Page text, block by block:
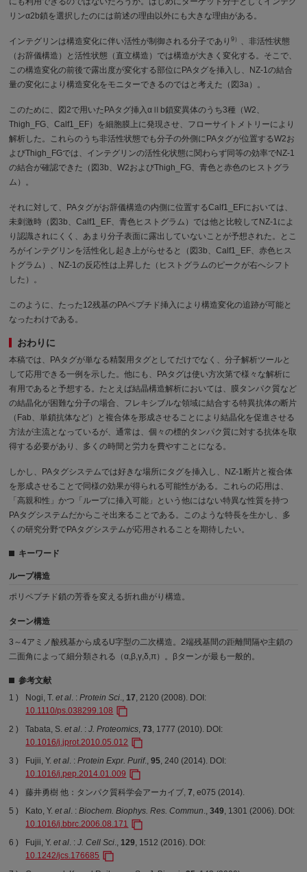
リンα2b鎖を選択したのには前述の理由以外にも大きな理由がある。
インテグリンは構造変化に伴い活性が制御される分子であり9） 、非活性状態
（お辞儀構造）と活性状態（直立構造）では構造が大きく変化する。そこで、
この構造変化の前後で露出度が変化する部位にPAタグを挿入し、NZ-1の結合
量の変化により構造変化をモニターできるのではと考えた（図3a）。
このために、図2で用いたPAタグ挿入αⅡb鎖変異体のうち3種（W2、
Thigh_FG、Calf1_EF）を細胞膜上に発現させ、フローサイトメトリーにより
解析した。これらのうち非活性状態でも分子の外側にPAタグが位置するW2お
よびThigh_FGでは、インテグリンの活性化状態に関わらず同等の効率でNZ-1
の結合が確認できた（図3b、W2およびThigh_FG、青色と赤色のヒストグラ
ム）。
それに対して、PAタグがお辞儀構造の内側に位置するCalf1_EFにおいては、
未刺激時（図3b、Calf1_EF、青色ヒストグラム）では他と比較してNZ-1によ
り認識されにくく、あまり分子表面に露出していないことが予想された。とこ
ろがインテグリンを活性化し起き上がらせると（図3b、Calf1_EF、赤色ヒス
トグラム）、NZ-1の反応性は上昇した（ヒストグラムのピークが右へシフト
した）。
このように、たった12残基のPAペプチド挿入により構造変化の追跡が可能と
なったわけである。
おわりに
本稿では、PAタグが単なる精製用タグとしてだけでなく、分子解析ツールと
して応用できる一例を示した。他にも、PAタグは使い方次第で様々な解析に
有用であると予想する。たとえば結晶構造解析においては、膜タンパク質など
の結晶化が困難な分子の場合、フレキシブルな領域に結合する特異抗体の断片
（Fab、単鎖抗体など）と複合体を形成させることにより結晶化を促進させる
方法が主流となっているが、通常は、個々の標的タンパク質に対する抗体を取
得する必要があり、多くの時間と労力を費やすことになる。
しかし、PAタグシステムでは好きな場所にタグを挿入し、NZ-1断片と複合体
を形成させることで同様の効果が得られる可能性がある。これらの応用は、
「高親和性」かつ「ループに挿入可能」という他にはない特異な性質を持つ
PAタグシステムだからこそ出来ることである。このような特長を生かし、多
くの研究分野でPAタグシステムが応用されることを期待したい。
キーワード
ループ構造
ポリペプチド鎖の芳香を変える折れ曲がり構造。
ターン構造
3～4アミノ酸残基から成るU字型の二次構造。2端残基間の距離間隔や主鎖の
二面角によって細分類される（α,β,γ,δ,π）。βターンが最も一般的。
参考文献
Nogi, T.et al. :Protein Sci.,17, 2120 (2008). DOI:
10.1110/ps.038299.108
Tabata, S.et al. :J. Proteomics,73, 1777 (2010). DOI:
10.1016/j.jprot.2010.05.012
Fujii, Y.et al. :Protein Expr. Purif.,95, 240 (2014). DOI:
10.1016/j.pep.2014.01.009
藤井勇樹 他：タンパク質科学会アーカイブ,7, e075 (2014).
Kato, Y.et al. :Biochem. Biophys. Res. Commun.,349, 1301 (2006). DOI:
10.1016/j.bbrc.2006.08.171
Fujii, Y.et al. :J. Cell Sci.,129, 1512 (2016). DOI:
10.1242/jcs.176685